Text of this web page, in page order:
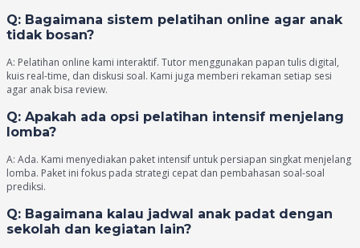
Q: Bagaimana sistem pelatihan online agar anak
tidak bosan?
A: Pelatihan online kami interaktif. Tutor menggunakan papan tulis digital,
kuis real-time, dan diskusi soal. Kami juga memberi rekaman setiap sesi
agar anak bisa review.
Q: Apakah ada opsi pelatihan intensif menjelang
lomba?
A: Ada. Kami menyediakan paket intensif untuk persiapan singkat menjelang
lomba. Paket ini fokus pada strategi cepat dan pembahasan soal-soal
prediksi.
Q: Bagaimana kalau jadwal anak padat dengan
sekolah dan kegiatan lain?